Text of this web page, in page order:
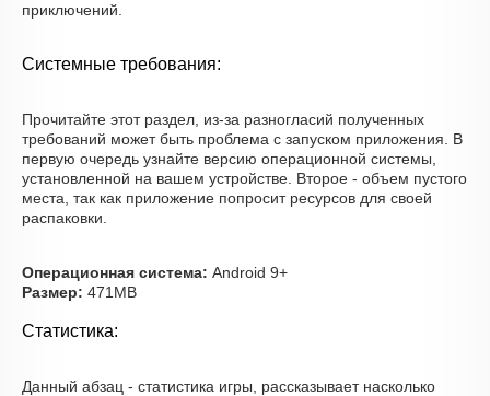
приключений.
Системные требования:
Прочитайте этот раздел, из-за разногласий полученных
требований может быть проблема с запуском приложения. В
первую очередь узнайте версию операционной системы,
установленной на вашем устройстве. Второе - объем пустого
места, так как приложение попросит ресурсов для своей
распаковки.
Операционная система: Android 9+
Размер: 471MB
Статистика:
Данный абзац - статистика игры, рассказывает насколько